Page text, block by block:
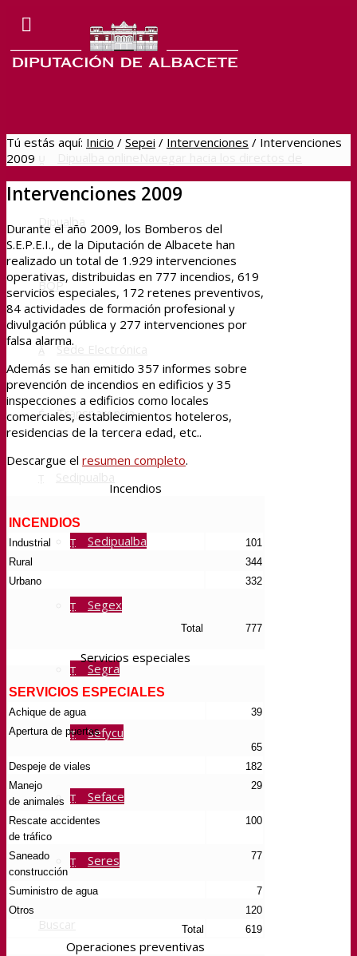
Dipualba
BOP
Sede Electrónica
Transparencia
Sedipualba
Segex
Segra
Sefycu
Seface
Seres
Tú estás aquí: Inicio / Sepei / Intervenciones / Intervenciones
2009
Intervenciones 2009
Durante el año 2009, los Bomberos del
S.E.P.E.I., de la Diputación de Albacete han
realizado un total de 1.929 intervenciones
operativas, distribuidas en 777 incendios, 619
servicios especiales, 172 retenes preventivos,
84 actividades de formación profesional y
divulgación pública y 277 intervenciones por
falsa alarma.
Además se han emitido 357 informes sobre
prevención de incendios en edificios y 35
inspecciones a edificios como locales
comerciales, establecimientos hoteleros,
residencias de la tercera edad, etc..
Descargue el resumen completo.
Incendios
INCENDIOS
Industrial
101
Rural
344
Urbano
332
Total 777
Servicios especiales
SERVICIOS ESPECIALES
Achique de agua
39
Apertura de puertas
65
Despeje de viales
182
Manejo
de animales
29
Rescate accidentes
de tráfico
100
Saneado
construcción
77
Suministro de agua
7
Otros
120
Total
619
Operaciones preventivas